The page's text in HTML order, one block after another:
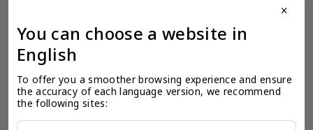
close
You can choose a website in
English
To offer you a smoother browsing experience and ensure
the accuracy of each language version, we recommend
the following sites: